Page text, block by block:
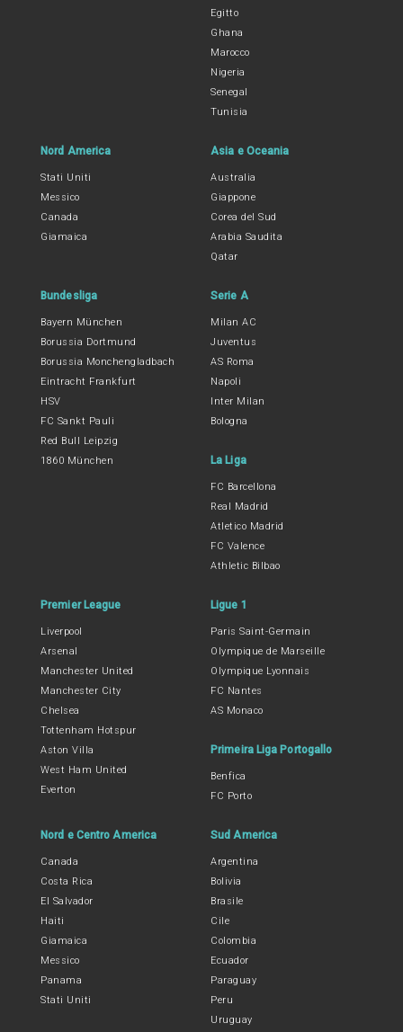
Egitto
Ghana
Marocco
Nigeria
Senegal
Tunisia
Nord America
Stati Uniti
Messico
Canada
Giamaica
Asia e Oceania
Australia
Giappone
Corea del Sud
Arabia Saudita
Qatar
Bundesliga
Bayern München
Borussia Dortmund
Borussia Monchengladbach
Eintracht Frankfurt
HSV
FC Sankt Pauli
Red Bull Leipzig
1860 München
Serie A
Milan AC
Juventus
AS Roma
Napoli
Inter Milan
Bologna
La Liga
FC Barcellona
Real Madrid
Atletico Madrid
FC Valence
Athletic Bilbao
Premier League
Liverpool
Arsenal
Manchester United
Manchester City
Chelsea
Tottenham Hotspur
Aston Villa
West Ham United
Everton
Ligue 1
Paris Saint-Germain
Olympique de Marseille
Olympique Lyonnais
FC Nantes
AS Monaco
Primeira Liga Portogallo
Benfica
FC Porto
Nord e Centro America
Canada
Costa Rica
El Salvador
Haiti
Giamaica
Messico
Panama
Stati Uniti
Sud America
Argentina
Bolivia
Brasile
Cile
Colombia
Ecuador
Paraguay
Peru
Uruguay